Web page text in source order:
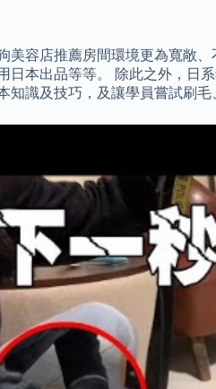
容店推薦房間環境更為寬敞
本出品等等。 除此之外，
識及技巧，及讓學員嘗試刷毛